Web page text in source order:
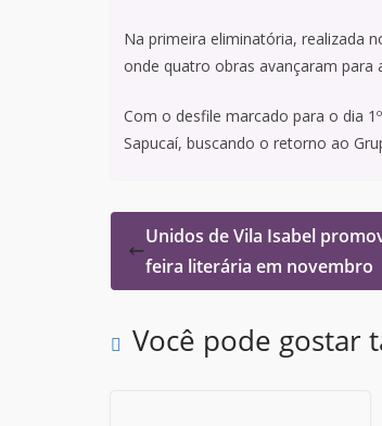
Na primeira eliminatória, realizada
onde quatro obras avançaram para
Com o desfile marcado para o dia
Sapucaí, buscando o retorno ao
Unidos de Vila Isabel
feira literária em novembro
Você pode gostar